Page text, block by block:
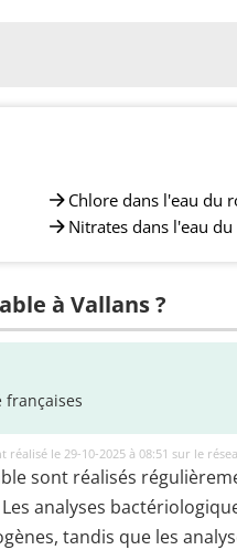
Chlore dans l'eau du
Nitrates dans l'eau
à Vallans ?
françaises
réalisé le 29-10-2025 à 08:51 sur le
sont réalisés
analyses
tandis que les